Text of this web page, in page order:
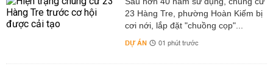
23 Hàng Tre, phường Hoàn Kiếm bị
cơi nới, lắp đặt "chuồng cọp"...
DỰ ÁN 01 phút trước